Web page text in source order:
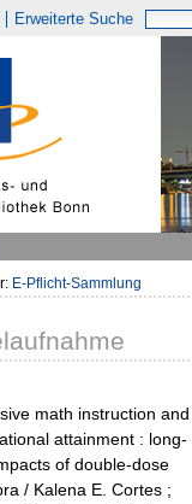
Erweiterte Suche
E-Pflicht-Sammlung
math instruction and
attainment : long-
of double-dose
/ Kalena E. Cortes ;